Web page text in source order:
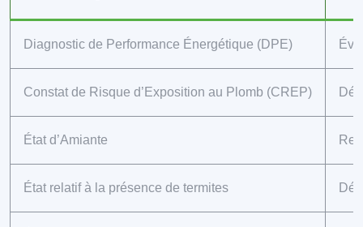
Diagnostic de Performance Énergétique (DPE)
Constat de Risque d’Exposition au Plomb (CREP)
État d’Amiante
État relatif à la présence de termites